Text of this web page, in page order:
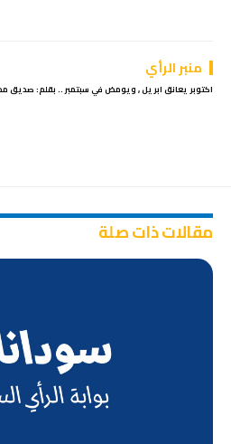
منبر الرأي
اكتوبر يعانق ابريل , ويومض في سبتمبر .. بقلم: صديق
مقالات ذات صلة